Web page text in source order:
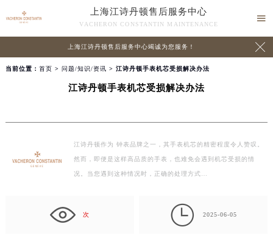
上海江诗丹顿售后服务中心
VACHERON CONSTANTIN MAINTENANCE

上海江诗丹顿售后服务中心竭诚为您服务！ 
当前位置： 首页 > 问题/知识/资讯 > 江诗丹顿手表机芯受损解决办法
江诗丹顿手表机芯受损解决办法
江诗丹顿作为 钟表品牌之一，其手表机芯的精密程度令人赞叹。
然而，即便是这样高品质的手表，也难免会遇到机芯受损的情
况。当您遇到这种情况时，正确的处理方式…
次  2025-06-05